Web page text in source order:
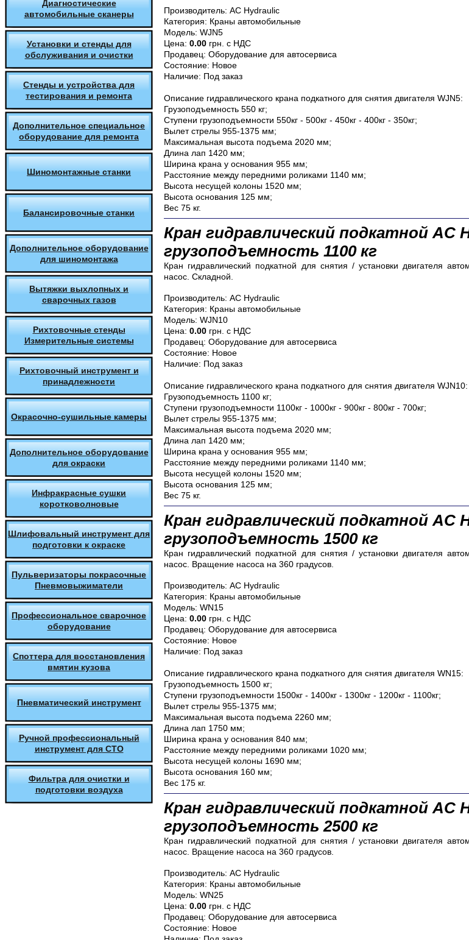
Диагностические
автомобильные сканеры
Установки и стенды для
обслуживания и очистки
Стенды и устройства для
тестирования и ремонта
Дополнительное специальное
оборудование для ремонта
Шиномонтажные станки
Балансировочные станки
Дополнительное оборудование
для шиномонтажа
Вытяжки выхлопных и
сварочных газов
Рихтовочные стенды
Измерительные системы
Рихтовочный инструмент и
принадлежности
Окрасочно-сушильные камеры
Дополнительное оборудование
для окраски
Инфракрасные сушки
коротковолновые
Шлифовальный инструмент для
подготовки к окраске
Пульверизаторы покрасочные
Пневмовыжиматели
Профессиональное сварочное
оборудование
Споттера для восстановления
вмятин кузова
Пневматический инструмент
Ручной профессиональный
инструмент для СТО
Фильтра для очистки и
подготовки воздуха
Производитель: AC Hydraulic
Категория: Краны автомобильные
Модель: WJN5
Цена: 0.00 грн. с НДС
Продавец: Оборудование для автосервиса
Состояние: Новое
Наличие: Под заказ
Описание гидравлического крана подкатного для снятия двигателя WJN5:
Грузоподъемность 550 кг;
Ступени грузоподъемности 550кг - 500кг - 450кг - 400кг - 350кг;
Вылет стрелы 955-1375 мм;
Максимальная высота подъема 2020 мм;
Длина лап 1420 мм;
Ширина крана у основания 955 мм;
Расстояние между передними роликами 1140 мм;
Высота несущей колоны 1520 мм;
Высота основания 125 мм;
Вес 75 кг.
Кран гидравлический подкатной AC
грузоподъемность 1100 кг
Кран гидравлический подкатной для снятия / установки двигателя
насос. Складной.
Производитель: AC Hydraulic
Категория: Краны автомобильные
Модель: WJN10
Цена: 0.00 грн. с НДС
Продавец: Оборудование для автосервиса
Состояние: Новое
Наличие: Под заказ
Описание гидравлического крана подкатного для снятия двигателя WJN10:
Грузоподъемность 1100 кг;
Ступени грузоподъемности 1100кг - 1000кг - 900кг - 800кг - 700кг;
Вылет стрелы 955-1375 мм;
Максимальная высота подъема 2020 мм;
Длина лап 1420 мм;
Ширина крана у основания 955 мм;
Расстояние между передними роликами 1140 мм;
Высота несущей колоны 1520 мм;
Высота основания 125 мм;
Вес 75 кг.
Кран гидравлический подкатной AC
грузоподъемность 1500 кг
Кран гидравлический подкатной для снятия / установки двигателя
насос. Вращение насоса на 360 градусов.
Производитель: AC Hydraulic
Категория: Краны автомобильные
Модель: WN15
Цена: 0.00 грн. с НДС
Продавец: Оборудование для автосервиса
Состояние: Новое
Наличие: Под заказ
Описание гидравлического крана подкатного для снятия двигателя WN15:
Грузоподъемность 1500 кг;
Ступени грузоподъемности 1500кг - 1400кг - 1300кг - 1200кг - 1100кг;
Вылет стрелы 955-1375 мм;
Максимальная высота подъема 2260 мм;
Длина лап 1750 мм;
Ширина крана у основания 840 мм;
Расстояние между передними роликами 1020 мм;
Высота несущей колоны 1690 мм;
Высота основания 160 мм;
Вес 175 кг.
Кран гидравлический подкатной AC
грузоподъемность 2500 кг
Кран гидравлический подкатной для снятия / установки двигателя
насос. Вращение насоса на 360 градусов.
Производитель: AC Hydraulic
Категория: Краны автомобильные
Модель: WN25
Цена: 0.00 грн. с НДС
Продавец: Оборудование для автосервиса
Состояние: Новое